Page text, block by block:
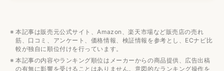
本記事は販売元公式サイト、Amazon、楽天市場など販売店の売れ
筋、口コミ、アンケート、価格情報、検証情報を参考とし、ECナビ比
較が独自に順位付けを行っています。
本記事の内容やランキング順位はメーカーからの商品提供、広告出稿
の有無に影響を受けることはありません。意図的なランキング操作を